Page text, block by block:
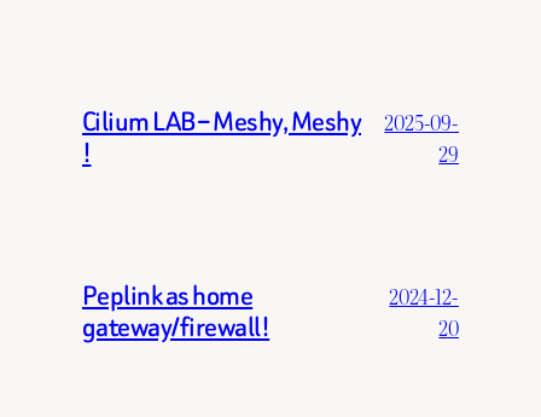
Cilium LAB – Meshy, Meshy
!
2025-09-
29
Peplink as home
gateway/firewall!
2024-12-
20